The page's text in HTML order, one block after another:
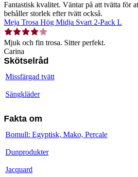
Fantastisk kvalitet. Väntar på att tvätta för
behåller storlek efter tvätt också.
Meja Trosa Hög Midja Svart 2-Pack L
Mjuk och fin trosa. Sitter perfekt.
Carina
Skötselråd
Missfärgad tvätt
Sängkläder
Fakta om
Bomull: Egyptisk, Mako, Percale
Dunprodukter
Jacquard